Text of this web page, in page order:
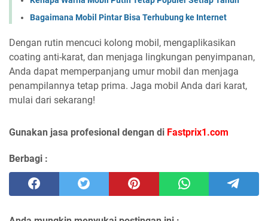
Bagaimana Mobil Pintar Bisa Terhubung ke Internet
Dengan rutin mencuci kolong mobil, mengaplikasikan
coating anti-karat, dan menjaga lingkungan penyimpanan,
Anda dapat memperpanjang umur mobil dan menjaga
penampilannya tetap prima. Jaga mobil Anda dari karat,
mulai dari sekarang!
Gunakan jasa profesional dengan di Fastprix1.com
Berbagi :